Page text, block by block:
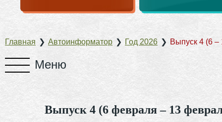
Главная ❯ Автоинформатор ❯ Год 2026 ❯ Выпуск 4 (6
Выпуск 4 (6 февраля – 13